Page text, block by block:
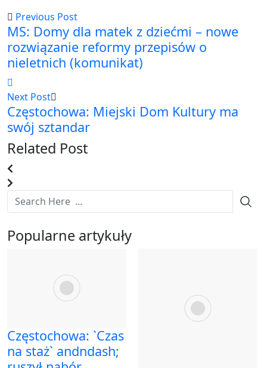
Previous Post
MS: Domy dla matek z dziećmi – nowe
rozwiązanie reformy przepisów o
nieletnich (komunikat)
Next Post
Częstochowa: Miejski Dom Kultury ma
swój sztandar
Related Post
Popularne artykuły
Częstochowa: `Czas
na staż` andndash;